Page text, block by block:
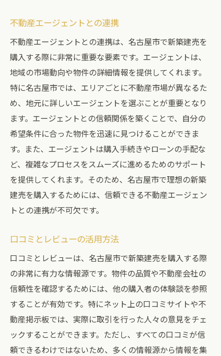
不動産エージェントとの連携
不動産エージェントとの連携は、名古屋市で新築建売を
購入する際に非常に重要な要素です。エージェントは、
地域の市場動向や物件の詳細情報を提供してくれます。
特に名古屋市では、エリアごとに不動産市場が異なるた
め、地元に詳しいエージェントを選ぶことが重要となり
ます。エージェントとの信頼関係を築くことで、自分の
希望条件に合った物件を迅速に見つけることができま
す。また、エージェントは購入手続きやローンの手配な
ど、複雑なプロセスをスムーズに進めるためのサポート
を提供してくれます。そのため、名古屋市で理想の新築
建売を購入するためには、信頼できる不動産エージェン
トとの連携が不可欠です。
口コミとレビューの活用方法
口コミとレビューは、名古屋市で新築建売を購入する際
の非常に有力な情報源です。物件の品質や不動産会社の
信頼性を確認するためには、他の購入者の体験談を参照
することが有効です。特にネット上の口コミサイトや不
動産掲示板では、実際に取引を行った人々の意見をチェ
ックすることができます。ただし、すべての口コミが信
頼できるわけではないため、多くの情報源から情報を集